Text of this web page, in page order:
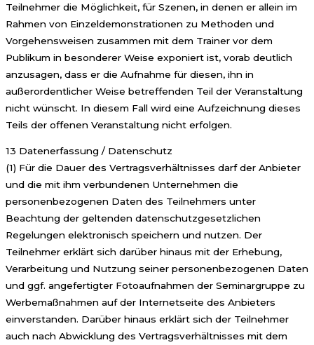
Teilnehmer die Möglichkeit, für Szenen, in denen er allein im
Rahmen von Einzeldemonstrationen zu Methoden und
Vorgehensweisen zusammen mit dem Trainer vor dem
Publikum in besonderer Weise exponiert ist, vorab deutlich
anzusagen, dass er die Aufnahme für diesen, ihn in
außerordentlicher Weise betreffenden Teil der Veranstaltung
nicht wünscht. In diesem Fall wird eine Aufzeichnung dieses
Teils der offenen Veranstaltung nicht erfolgen.
13 Datenerfassung / Datenschutz
(1) Für die Dauer des Vertragsverhältnisses darf der Anbieter
und die mit ihm verbundenen Unternehmen die
personenbezogenen Daten des Teilnehmers unter
Beachtung der geltenden datenschutzgesetzlichen
Regelungen elektronisch speichern und nutzen. Der
Teilnehmer erklärt sich darüber hinaus mit der Erhebung,
Verarbeitung und Nutzung seiner personenbezogenen Daten
und ggf. angefertigter Fotoaufnahmen der Seminargruppe zu
Werbemaßnahmen auf der Internetseite des Anbieters
einverstanden. Darüber hinaus erklärt sich der Teilnehmer
auch nach Abwicklung des Vertragsverhältnisses mit dem